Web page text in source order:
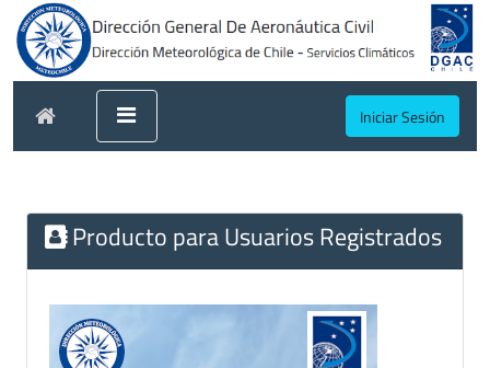
Iniciar Sesión
Producto para Usuarios Registrados